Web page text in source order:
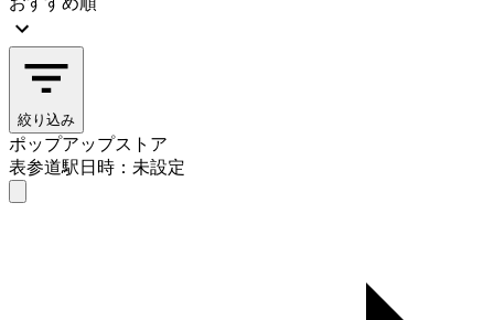
絞り込み
ポップアップストア
表参道駅日時：未設定